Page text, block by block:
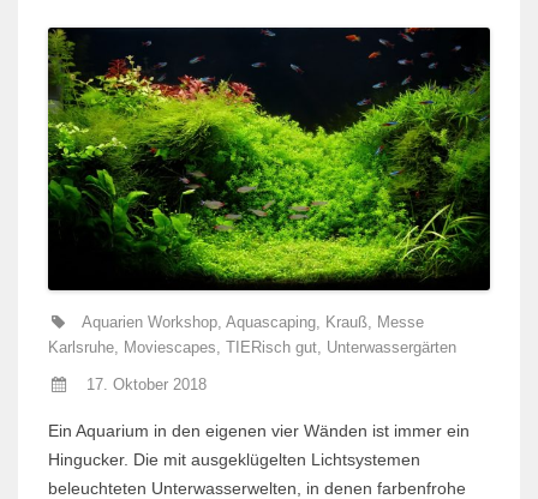
Aquarien Workshop, Aquascaping, Krauß,
Messe
Karlsruhe
Moviescapes TIERisch gut Unterwassergärten
17. Oktober 2018
Ein Aquarium in den eigenen vier Wänden ist immer ein
Hingucker. Die mit ausgeklügelten Lichtsystemen
beleuchteten Unterwasserwelten, in denen farbenfrohe